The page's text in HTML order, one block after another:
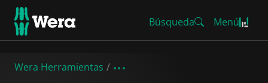
Búsqueda Menú
Wera Herramientas